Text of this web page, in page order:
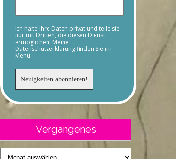
Ich halte Ihre Daten privat und teile sie
nur mit Dritten, die diesen Dienst
ermöglichen. Meine
Datenschutzerklärung finden Sie im
Menü.
Vergangenes
Vergangenes